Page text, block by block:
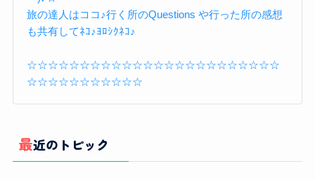
旅の達人はココ♪行く所のQuestions や行った所の感想
も共有してﾈｺ♪ﾖﾛｼｸﾈｺ♪
☆☆☆☆☆☆☆☆☆☆☆☆☆☆☆☆☆☆☆☆☆☆☆☆
☆☆☆☆☆☆☆☆☆☆☆
最近のトピック